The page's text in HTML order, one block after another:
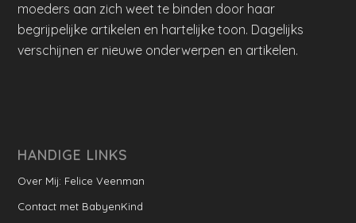
moeders aan zich weet te binden door haar
begrijpelijke artikelen en hartelijke toon. Dagelijks
verschijnen er nieuwe onderwerpen en artikelen.
HANDIGE LINKS
Over Mij: Felice Veenman
Contact met BabyenKind